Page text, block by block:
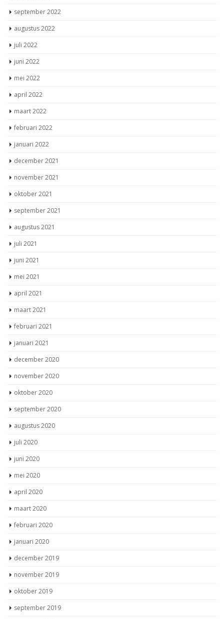
september 2022
augustus 2022
juli 2022
juni 2022
mei 2022
april 2022
maart 2022
februari 2022
januari 2022
december 2021
november 2021
oktober 2021
september 2021
augustus 2021
juli 2021
juni 2021
mei 2021
april 2021
maart 2021
februari 2021
januari 2021
december 2020
november 2020
oktober 2020
september 2020
augustus 2020
juli 2020
juni 2020
mei 2020
april 2020
maart 2020
februari 2020
januari 2020
december 2019
november 2019
oktober 2019
september 2019